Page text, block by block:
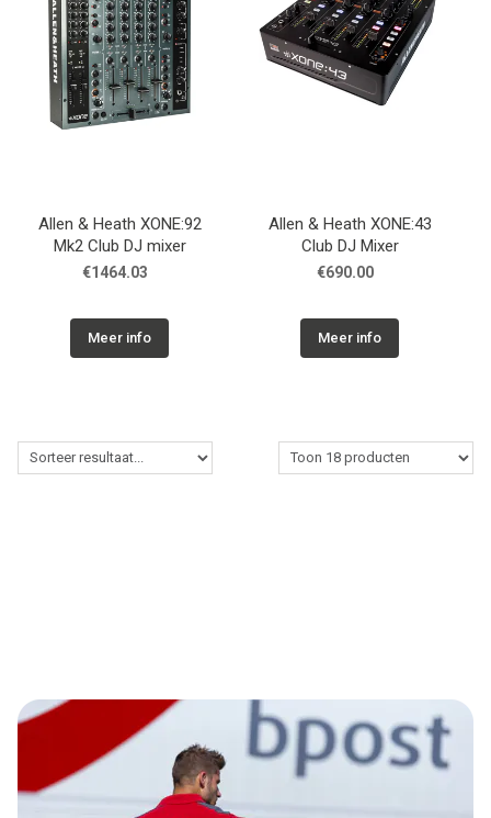
Allen & Heath XONE:92
Mk2 Club DJ mixer
€1464.03
Meer info
Allen & Heath XONE:43
Club DJ Mixer
€690.00
Meer info